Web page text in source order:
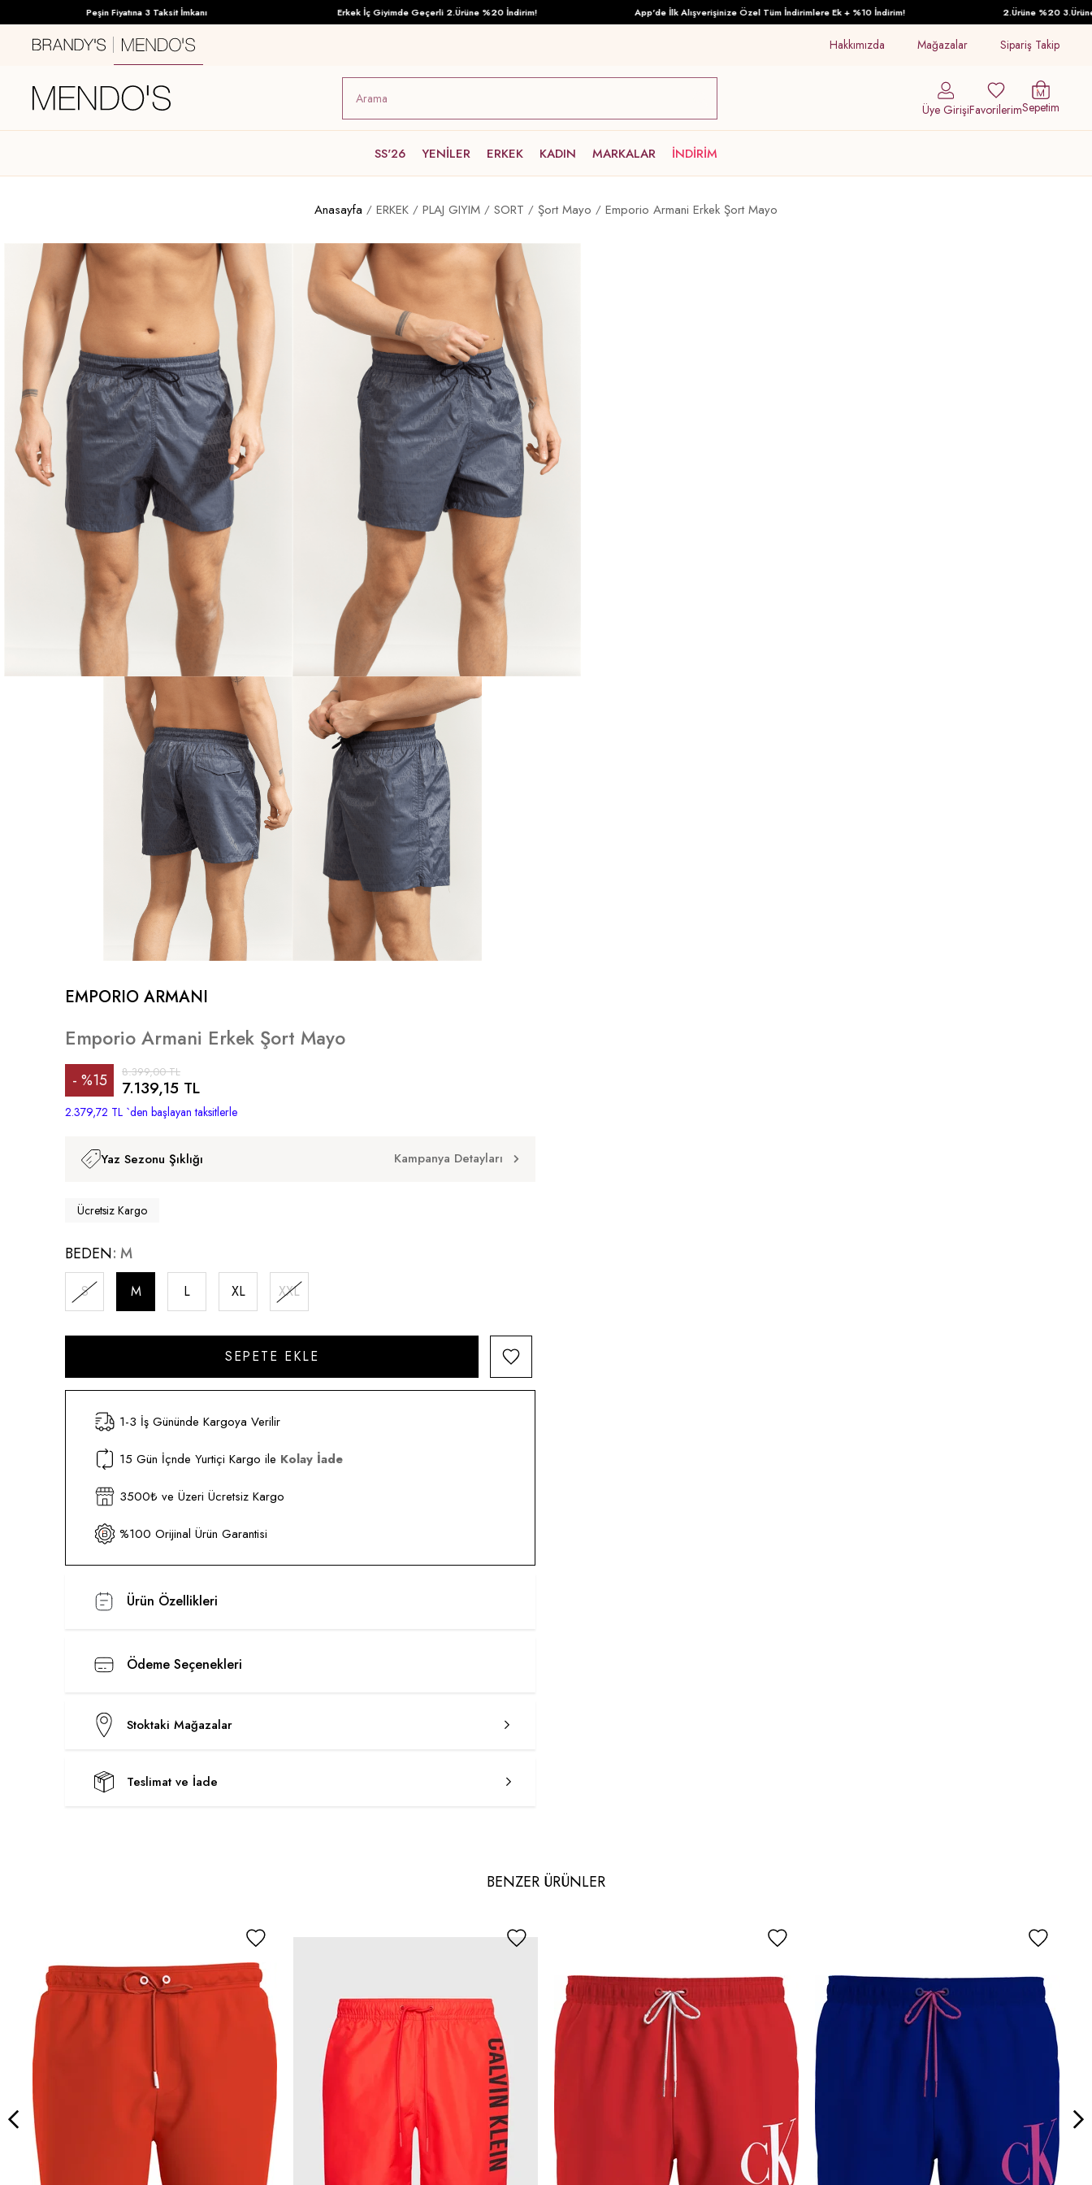
Peşin Fiyatına 3 Taksit İmkanı Erkek İç Giyimde Geçerli 2.Ürüne %20 İndirim! App'de İlk Alışverişinize Özel Tüm İndirimlere Ek + %10 İndirim! 2.Ürüne %20 3.Ürüne
Hakkımızda Mağazalar Sipariş Takip
Üye GirişiFavorilerimSepetim
SS'26 YENİLER ERKEK KADIN MARKALAR İNDİRİM
Anasayfa ERKEK PLAJ GIYIM SORT Şort Mayo Emporio Armani Erkek Şort Mayo
EMPORIO ARMANI
Emporio Armani Erkek Şort Mayo
%15
İndirim
8.399,00 TL
7.139,15 TL
2.379,72 TL `den başlayan taksitlerle
Yaz Sezonu Şıklığı Kampanya Detayları
Ücretsiz Kargo
BEDEN M
S M L XL XXL
1-3 İş Gününde Kargoya Verilir
15 Gün İçnde Yurtiçi Kargo ile Kolay İade
3500₺ ve Üzeri Ücretsiz Kargo
%100 Orijinal Ürün Garantisi
Ürün Özellikleri
Ödeme Seçenekleri
Stoktaki Mağazalar
Teslimat ve İade
BENZER ÜRÜNLER